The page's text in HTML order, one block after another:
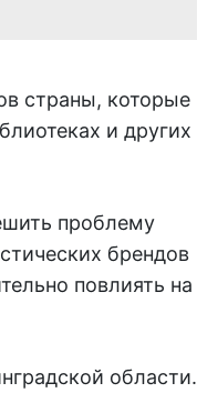
страны, которые
и других
проблему
брендов
повлиять на
области.